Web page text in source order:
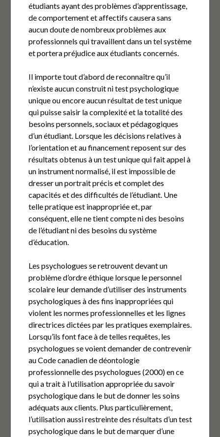
étudiants ayant des problèmes d’apprentissage,
de comportement et affectifs causera sans
aucun doute de nombreux problèmes aux
professionnels qui travaillent dans un tel système
et portera préjudice aux étudiants concernés.
Il importe tout d’abord de reconnaître qu’il
n’existe aucun construit ni test psychologique
unique ou encore aucun résultat de test unique
qui puisse saisir la complexité et la totalité des
besoins personnels, sociaux et pédagogiques
d’un étudiant. Lorsque les décisions relatives à
l’orientation et au financement reposent sur des
résultats obtenus à un test unique qui fait appel à
un instrument normalisé, il est impossible de
dresser un portrait précis et complet des
capacités et des difficultés de l’étudiant. Une
telle pratique est inappropriée et, par
conséquent, elle ne tient compte ni des besoins
de l’étudiant ni des besoins du système
d’éducation.
Les psychologues se retrouvent devant un
problème d’ordre éthique lorsque le personnel
scolaire leur demande d’utiliser des instruments
psychologiques à des fins inappropriées qui
violent les normes professionnelles et les lignes
directrices dictées par les pratiques exemplaires.
Lorsqu’ils font face à de telles requêtes, les
psychologues se voient demander de contrevenir
au Code canadien de déontologie
professionnelle des psychologues (2000) en ce
qui a trait à l’utilisation appropriée du savoir
psychologique dans le but de donner les soins
adéquats aux clients. Plus particulièrement,
l’utilisation aussi restreinte des résultats d’un test
psychologique dans le but de marquer d’une